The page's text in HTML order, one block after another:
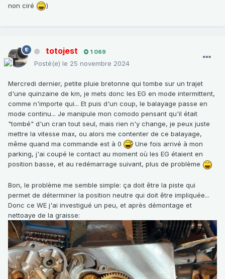
non ciré
)
totojest 1 069
Posté(e) le 25 novembre 2024
Mercredi dernier, petite pluie bretonne qui tombe sur un trajet
d'une quinzaine de km, je mets donc les EG en mode intermittent,
comme n'importe qui... Et puis d'un coup, le balayage passe en
mode continu... Je manipule mon comodo pensant qu'il était
"tombé" d'un cran tout seul, mais rien n'y change, je peux juste
mettre la vitesse max, ou alors me contenter de ce balayage,
même quand ma commande est à 0
Une fois arrivé à mon
parking, j'ai coupé le contact au moment où les EG étaient en
position basse, et au redémarrage suivant, plus de problème
Bon, le problème me semble simple: ça doit être la piste qui
permet de déterminer la position neutre qui doit être impliquée...
Donc ce WE j'ai investigué un peu, et après démontage et
nettoaye de la graisse: